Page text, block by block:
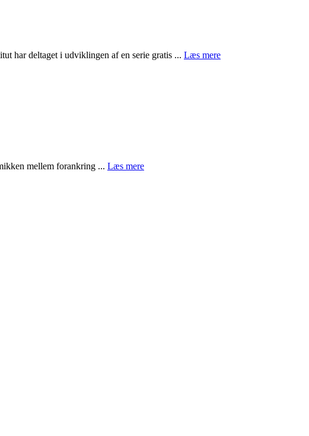
har deltaget i udviklingen af en serie gratis ... Læs mere
mellem forankring ... Læs mere